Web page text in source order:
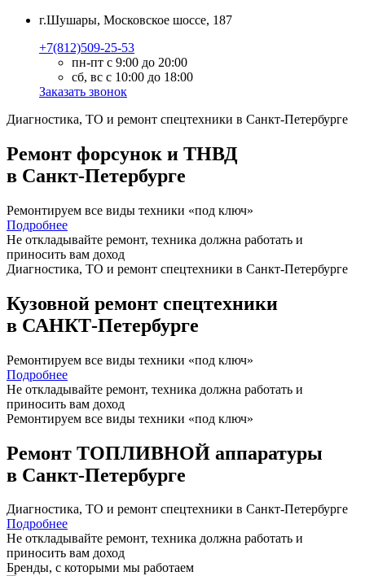
г.Шушары, Московское шоссе, 187
+7(812)509-25-53
пн-пт с 9:00 до 20:00
сб, вс с 10:00 до 18:00
Заказать звонок
Диагностика, ТО и ремонт спецтехники в Санкт-Петербурге
Ремонт форсунок и ТНВД
в Санкт-Петербурге
Ремонтируем все виды техники «под ключ»
Подробнее
Не откладывайте ремонт, техника должна работать и
приносить вам доход
Диагностика, ТО и ремонт спецтехники в Санкт-Петербурге
Кузовной ремонт спецтехники
в САНКТ-Петербурге
Ремонтируем все виды техники «под ключ»
Подробнее
Не откладывайте ремонт, техника должна работать и
приносить вам доход
Ремонтируем все виды техники «под ключ»
Ремонт ТОПЛИВНОЙ аппаратуры
в Санкт-Петербурге
Диагностика, ТО и ремонт спецтехники в Санкт-Петербурге
Подробнее
Не откладывайте ремонт, техника должна работать и
приносить вам доход
Бренды, с которыми мы работаем